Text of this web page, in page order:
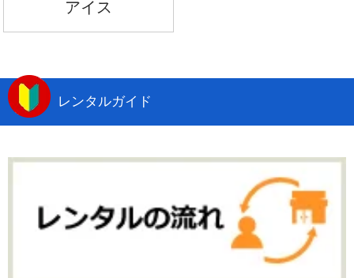
アイス
レンタルガイド